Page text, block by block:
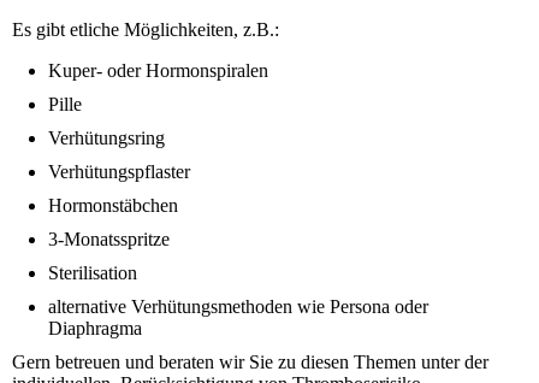
Es gibt etliche Möglichkeiten, z.B.:
Kuper- oder Hormonspiralen
Pille
Verhütungsring
Verhütungspflaster
Hormonstäbchen
3-Monatsspritze
Sterilisation
alternative Verhütungsmethoden wie Persona oder
Diaphragma
Gern betreuen und beraten wir Sie zu diesen Themen unter der